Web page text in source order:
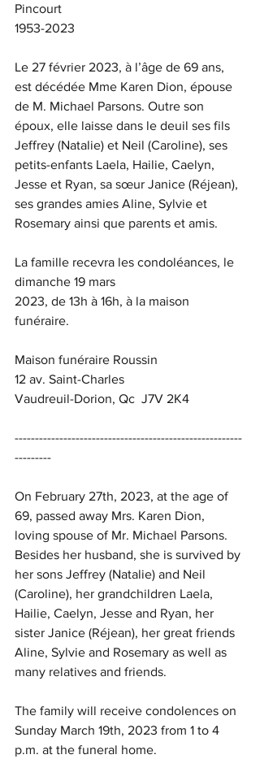
Pincourt
1953-2023
Le 27 février 2023, à l’âge de 69 ans,
est décédée Mme Karen Dion, épouse
de M. Michael Parsons. Outre son
époux, elle laisse dans le deuil ses fils
Jeffrey (Natalie) et Neil (Caroline), ses
petits-enfants Laela, Hailie, Caelyn,
Jesse et Ryan, sa sœur Janice (Réjean),
ses grandes amies Aline, Sylvie et
Rosemary ainsi que parents et amis.
La famille recevra les condoléances, le
dimanche 19 mars
2023, de 13h à 16h, à la maison
funéraire.
Maison funéraire Roussin
12 av. Saint-Charles
Vaudreuil-Dorion, Qc  J7V 2K4
--------------------------------------------------------
---------
On February 27th, 2023, at the age of
69, passed away Mrs. Karen Dion,
loving spouse of Mr. Michael Parsons.
Besides her husband, she is survived by
her sons Jeffrey (Natalie) and Neil
(Caroline), her grandchildren Laela,
Hailie, Caelyn, Jesse and Ryan, her
sister Janice (Réjean), her great friends
Aline, Sylvie and Rosemary as well as
many relatives and friends.
The family will receive condolences on
Sunday March 19th, 2023 from 1 to 4
p.m. at the funeral home.